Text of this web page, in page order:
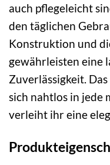
auch pflegeleicht
den täglichen
Konstruktion und
gewährleisten eine
Zuverlässigkeit.
sich nahtlos in jede
verleiht ihr eine